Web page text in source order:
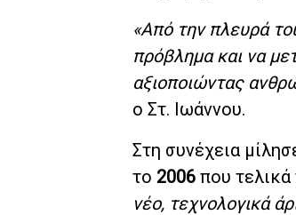
«Από την πλευρά
πρόβλημα και να
αξιοποιώντας
ο Στ. Ιωάννου.
Στη συνέχεια
το 2006 που
νέο, τεχνολογικά